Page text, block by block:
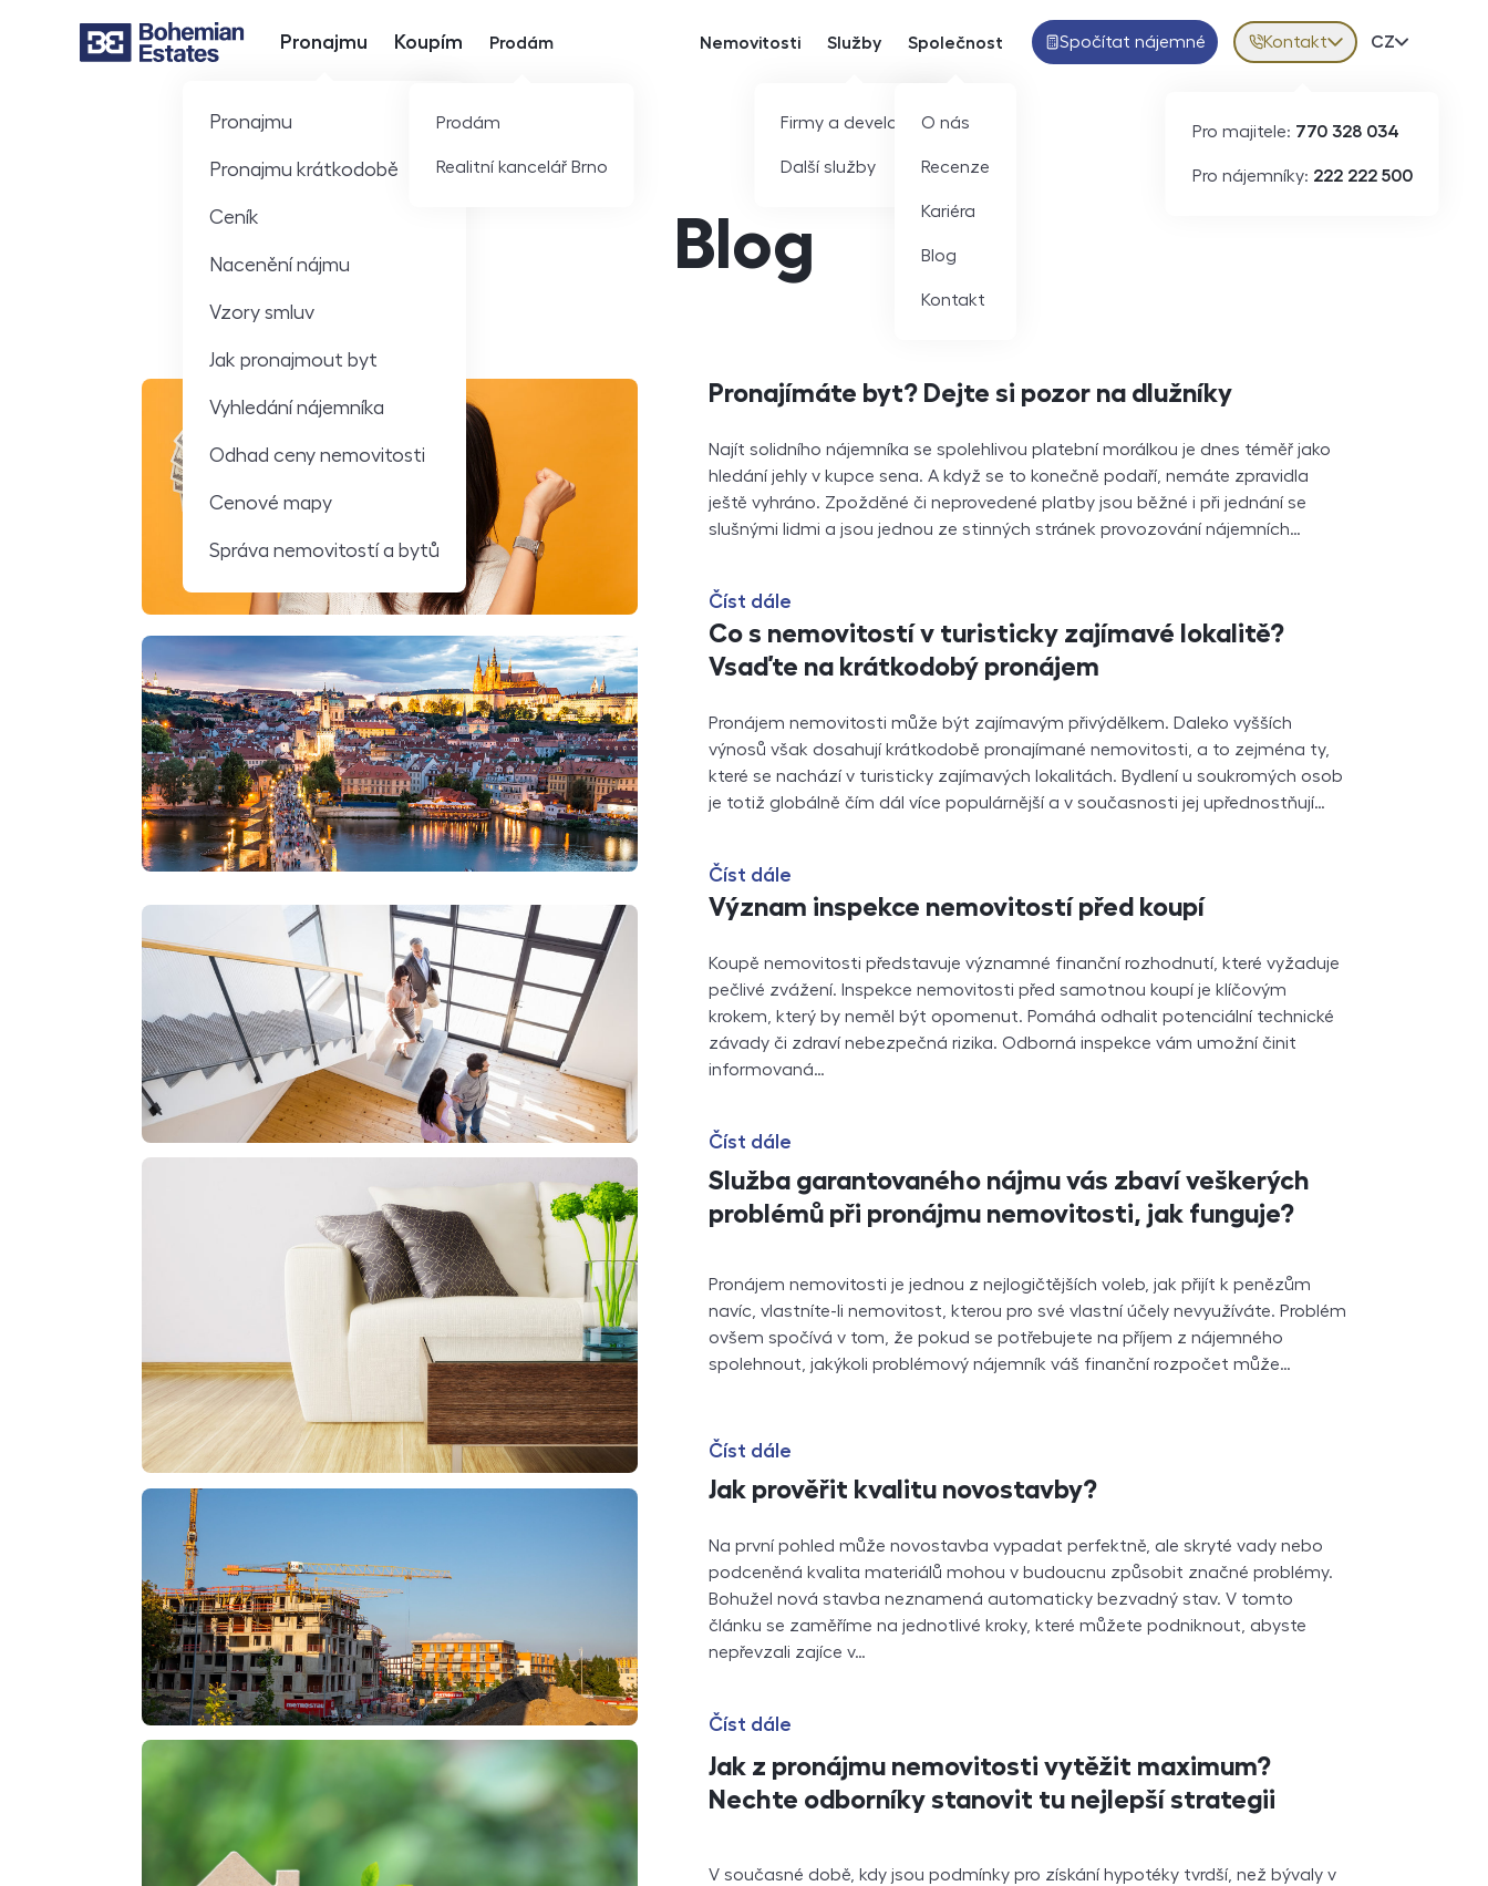
Hlavní nabídka
Pronajmu
Pronajmu
Pronajmu krátkodobě
Ceník
Nacenění nájmu
Vzory smluv
Jak pronajmout byt
Vyhledání nájemníka
Odhad ceny nemovitosti
Cenové mapy
Správa nemovitostí a bytů
Koupím Prodám
Prodám
Realitní kancelář Brno
Nemovitosti Služby
Firmy a developeři
Další služby
Společnost
O nás
Recenze
Kariéra
Blog
Kontakt
Spočítat nájemné Kontakt
Pro majitele: 770 328 034
Pro nájemníky: 222 222 500
Volba
CZ
Blog
Pronajímáte byt? Dejte si pozor na dlužníky
Najít solidního nájemníka se spolehlivou platební morálkou je dnes téměř jako
hledání jehly v kupce sena. A když se to konečně podaří, nemáte zpravidla
ještě vyhráno. Zpožděné či neprovedené platby jsou běžné i při jednání se
slušnými lidmi a jsou jednou ze stinných stránek provozování nájemních…
Číst dále
Co s nemovitostí v turisticky zajímavé lokalitě?
Vsaďte na krátkodobý pronájem
Pronájem nemovitosti může být zajímavým přivýdělkem. Daleko vyšších
výnosů však dosahují krátkodobě pronajímané nemovitosti, a to zejména ty,
které se nachází v turisticky zajímavých lokalitách. Bydlení u soukromých osob
je totiž globálně čím dál více populárnější a v současnosti jej upřednostňují…
Číst dále
Význam inspekce nemovitostí před koupí
Koupě nemovitosti představuje významné finanční rozhodnutí, které vyžaduje
pečlivé zvážení. Inspekce nemovitosti před samotnou koupí je klíčovým
krokem, který by neměl být opomenut. Pomáhá odhalit potenciální technické
závady či zdraví nebezpečná rizika. Odborná inspekce vám umožní činit
informovaná…
Číst dále
Služba garantovaného nájmu vás zbaví veškerých
problémů při pronájmu nemovitosti, jak funguje?
Pronájem nemovitosti je jednou z nejlogičtějších voleb, jak přijít k penězům
navíc, vlastníte-li nemovitost, kterou pro své vlastní účely nevyužíváte. Problém
ovšem spočívá v tom, že pokud se potřebujete na příjem z nájemného
spolehnout, jakýkoli problémový nájemník váš finanční rozpočet může…
Číst dále
Jak prověřit kvalitu novostavby?
Na první pohled může novostavba vypadat perfektně, ale skryté vady nebo
podceněná kvalita materiálů mohou v budoucnu způsobit značné problémy.
Bohužel nová stavba neznamená automaticky bezvadný stav. V tomto
článku se zaměříme na jednotlivé kroky, které můžete podniknout, abyste
nepřevzali zajíce v…
Číst dále
Jak z pronájmu nemovitosti vytěžit maximum?
Nechte odborníky stanovit tu nejlepší strategii
V současné době, kdy jsou podmínky pro získání hypotéky tvrdší, než bývaly v